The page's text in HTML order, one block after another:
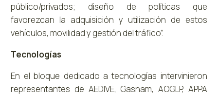
público/privados; diseño de políticas que
favorezcan la adquisición y utilización de estos
vehículos, movilidad y gestión del tráfico”.
Tecnologías
En el bloque dedicado a tecnologías intervinieron
representantes de AEDIVE, Gasnam, AOGLP, APPA